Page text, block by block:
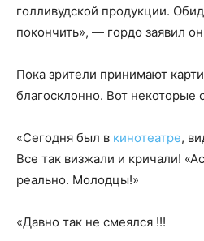
голливудской продукции.
покончить», — гордо заявил
Пока зрители принимают
благосклонно. Вот некоторые
«Сегодня был в кинотеатре,
Все так визжали и кричали!
реально. Молодцы!»
«Давно так не смеялся !!!